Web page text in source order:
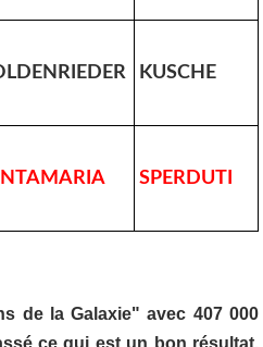
KUSCHE
SPERDUTI
de la Galaxie" avec 407 000
ce qui est un bon résultat.